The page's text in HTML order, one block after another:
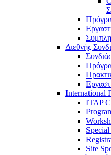
Διεθνής
International
ITAP
Site